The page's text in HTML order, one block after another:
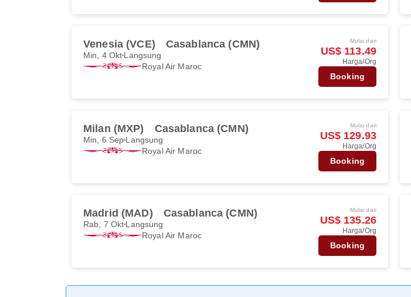
Venesia (VCE) Casablanca (CMN)
Min, 4 Okt Langsung
Royal Air Maroc
Mulai dari
US$ 113.49
Harga/Org
Booking
Milan (MXP) Casablanca (CMN)
Min, 6 Sep Langsung
Royal Air Maroc
Mulai dari
US$ 129.93
Harga/Org
Booking
Madrid (MAD) Casablanca (CMN)
Rab, 7 Okt Langsung
Royal Air Maroc
Mulai dari
US$ 135.26
Harga/Org
Booking